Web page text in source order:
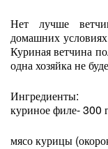
Нет лучше
домашних
Куриная ветчина
одна хозяйка не
Ингредиенты:
куриное филе- 300
мясо курицы